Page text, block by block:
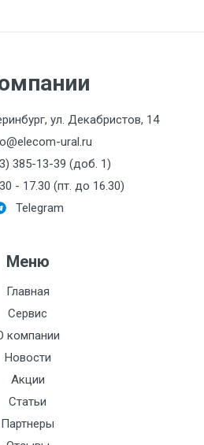
ул. Декабристов, 14
ural.ru
385-13-39 (доб. 1)
- 17.30 (пт. до 16.30)
Telegram
Меню
Главная
Сервис
компании
Новости
Акции
Статьи
Партнеры